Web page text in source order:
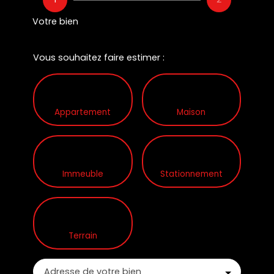
Votre bien
Vous souhaitez faire estimer :
Appartement Maison
Immeuble Stationnement
Terrain